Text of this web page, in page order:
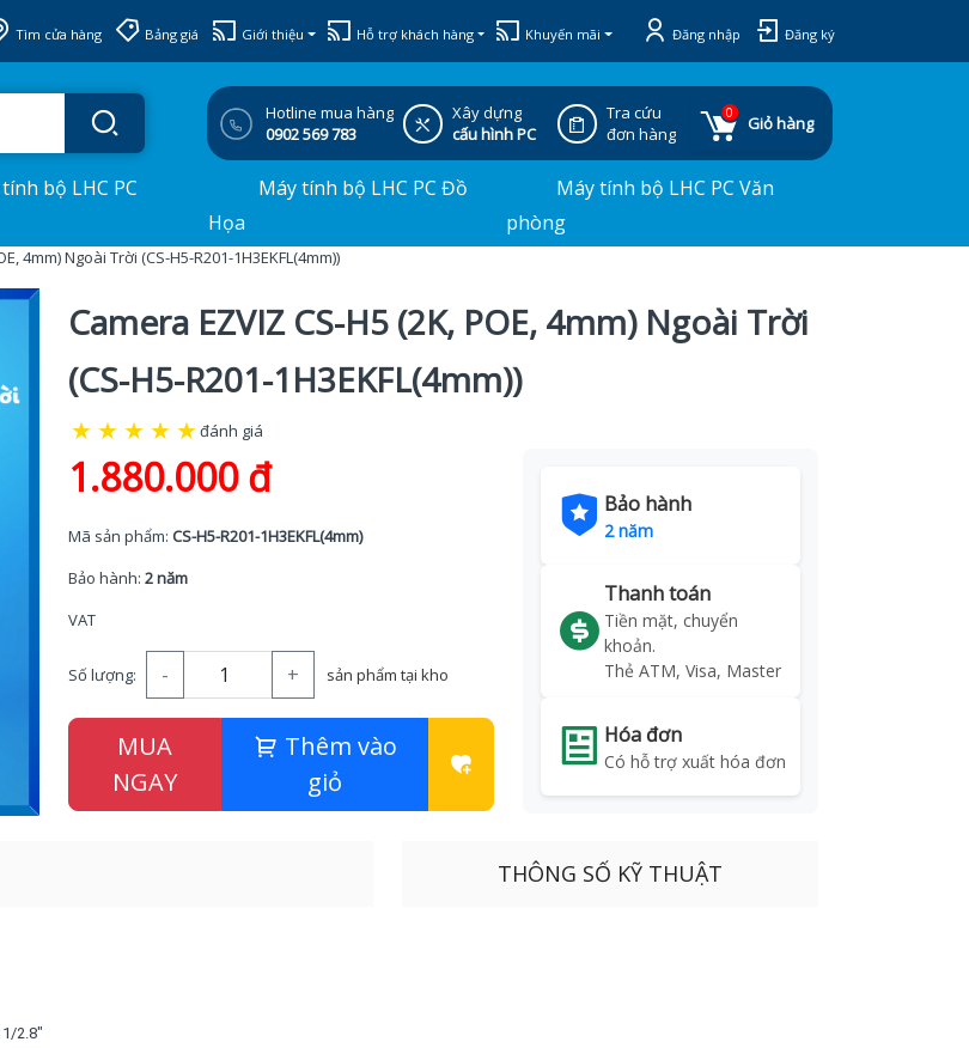
Tìm cửa hàng Bảng giá Giới thiệu Hỗ trợ khách hàng Khuyến mãi Đăng nhập Đăng ký
Hotline mua hàng
0902 569 783
Xây dựng
cấu hình PC
Tra cứu
đơn hàng
0
Giỏ hàng
bộ LHC PC
Máy tính bộ LHC PC Đồ
Họa
Máy tính bộ LHC PC Văn
phòng
4mm) Ngoài Trời (CS-H5-R201-1H3EKFL(4mm))
Camera EZVIZ CS-H5 (2K, POE, 4mm) Ngoài Trời
(CS-H5-R201-1H3EKFL(4mm))
★ ★ ★ ★ ★đánh giá
1.880.000 đ
Mã sản phẩm: CS-H5-R201-1H3EKFL(4mm)
Bảo hành: 2 năm
VAT
Số lượng: - + sản phẩm tại kho
MUA
NGAY
Thêm vào
giỏ
Bảo hành
2 năm
Thanh toán
Tiền mặt, chuyển
khoản.
Thẻ ATM, Visa, Master
Hóa đơn
Có hỗ trợ xuất hóa đơn
2.8"
THÔNG SỐ KỸ THUẬT